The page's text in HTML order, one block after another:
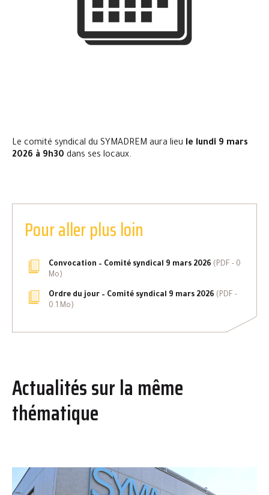
Le comité syndical du SYMADREM aura lieu le lundi 9 mars
2026 à 9h30 dans ses locaux.
Pour aller plus loin
Convocation – Comité syndical 9 mars 2026 (PDF - 0
Mo)
Ordre du jour – Comité syndical 9 mars 2026 (PDF -
0.1 Mo)
Actualités sur la même
thématique